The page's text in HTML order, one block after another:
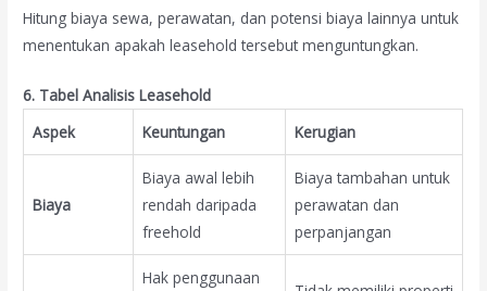
Hitung biaya sewa, perawatan, dan potensi biaya lainnya untuk
menentukan apakah leasehold tersebut menguntungkan.
6. Tabel Analisis Leasehold
Aspek
Keuntungan Kerugian
Biaya
Biaya awal lebih
rendah daripada
freehold
Biaya tambahan untuk
perawatan dan
perpanjangan
Hak penggunaan